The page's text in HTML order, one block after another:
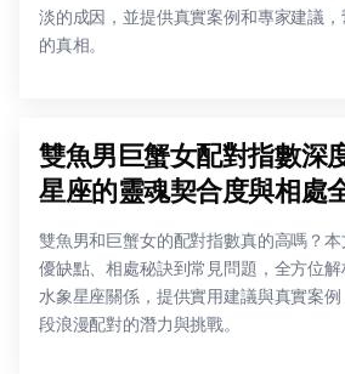
淡的成因，並提供真實案例和專家建議
的真相。
雙魚男巨蟹女配對指數深
星座的靈魂契合度與相處
雙魚男和巨蟹女的配對指數真的高嗎？
優缺點、相處秘訣到常見問題，全方位
水象星座關係，提供實用建議與真實案
段浪漫配對的潛力與挑戰。